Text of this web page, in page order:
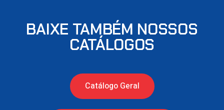
BAIXE TAMBÉM NOSSOS
CATÁLOGOS
Catálogo Geral